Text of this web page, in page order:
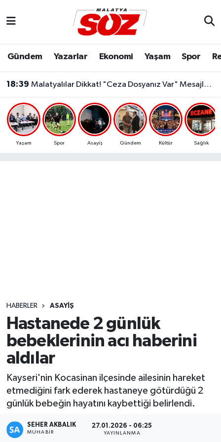
Gündem Yazarlar Ekonomi Yaşam Spor
18:39 Malatyalılar Dikkat! "Ceza Dosyanız Var" Mesajlarına Sakın Kanmayın
Yaşam Spor Asayiş Gündem Kültür Sağlık
HABERLER ASAYIŞ
Hastanede 2 günlük
bebeklerinin acı haberini
aldılar
Kayseri'nin Kocasinan ilçesinde ailesinin hareket
etmediğini fark ederek hastaneye götürdüğü 2
günlük bebeğin hayatını kaybettiği belirlendi.
SEHER AKBALIK
MUHABIR
27.01.2026 - 06:25
YAYINLANMA
Dünya
Eğitim
Ekonomi
Yaşam
Malatya Nöbetçi Eczaneler
Malatya Namaz Vakitleri
Malatya Trafik Yoğunluk Haritası
Süper Lig Puan Durumu ve Fikstür